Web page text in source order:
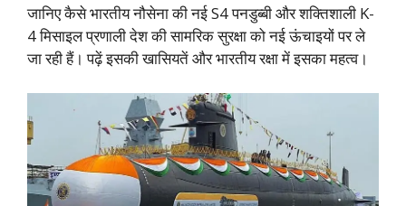
जानिए कैसे भारतीय नौसेना की नई S4 पनडुब्बी और शक्तिशाली K-
4 मिसाइल प्रणाली देश की सामरिक सुरक्षा को नई ऊंचाइयों पर ले
जा रही हैं। पढ़ें इसकी खासियतें और भारतीय रक्षा में इसका महत्व।